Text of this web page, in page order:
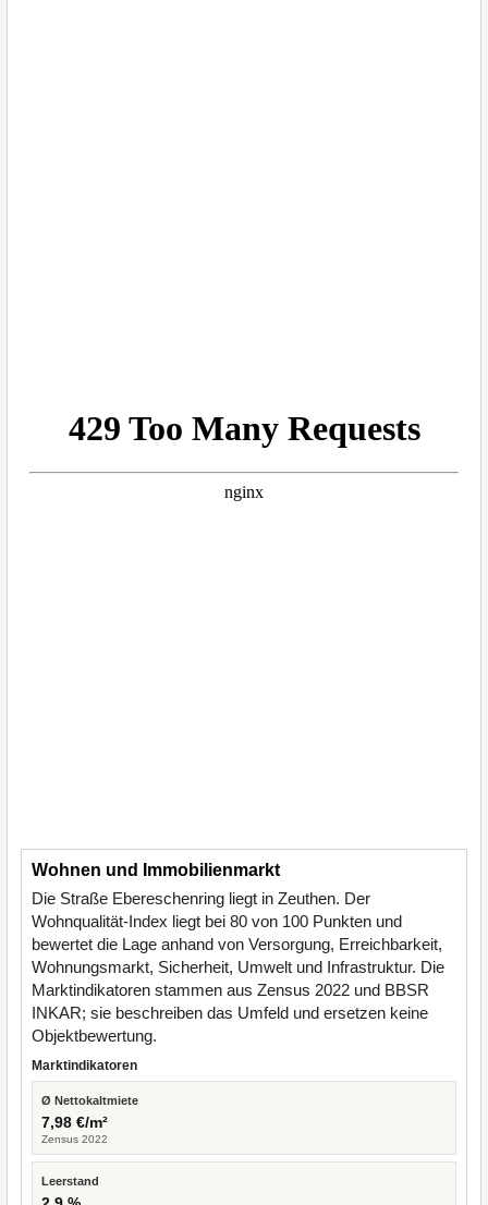
Wohnen und Immobilienmarkt
Die Straße Ebereschenring liegt in Zeuthen. Der
Wohnqualität-Index liegt bei 80 von 100 Punkten und
bewertet die Lage anhand von Versorgung, Erreichbarkeit,
Wohnungsmarkt, Sicherheit, Umwelt und Infrastruktur. Die
Marktindikatoren stammen aus Zensus 2022 und BBSR
INKAR; sie beschreiben das Umfeld und ersetzen keine
Objektbewertung.
Marktindikatoren
Ø Nettokaltmiete
7,98 €/m²
Zensus 2022
Leerstand